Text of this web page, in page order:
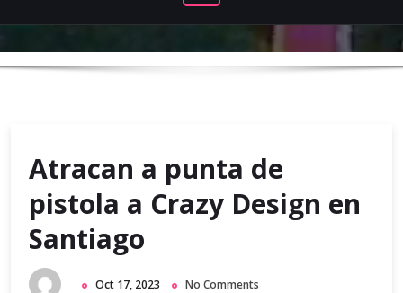
Atracan a punta de
pistola a Crazy Design en
Santiago
Oct 17, 2023 No Comments